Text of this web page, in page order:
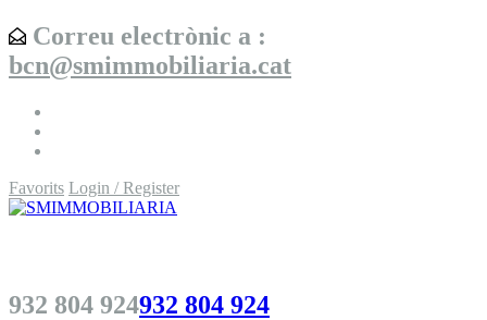
Correu electrònic a :
bcn@smimmobiliaria.cat
Favorits Login / Register
932 804 924932 804 924